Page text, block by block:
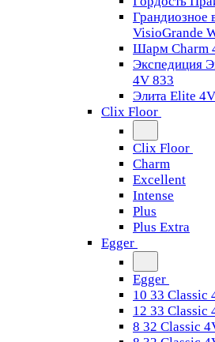
Грандиозное
VisioGrande
Шарм Charm
Экспедиция
4V 833
Элита Elite
Clix Floor
Clix Floor
Charm
Excellent
Intense
Plus
Plus Extra
Egger
Egger
10 33 Classic
12 33 Classic
8 32 Classic